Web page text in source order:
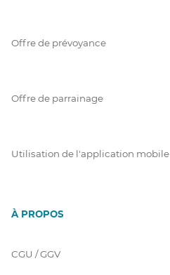
Offre de prévoyance
Offre de parrainage
Utilisation de l'application mobile
À PROPOS
CGU / GGV